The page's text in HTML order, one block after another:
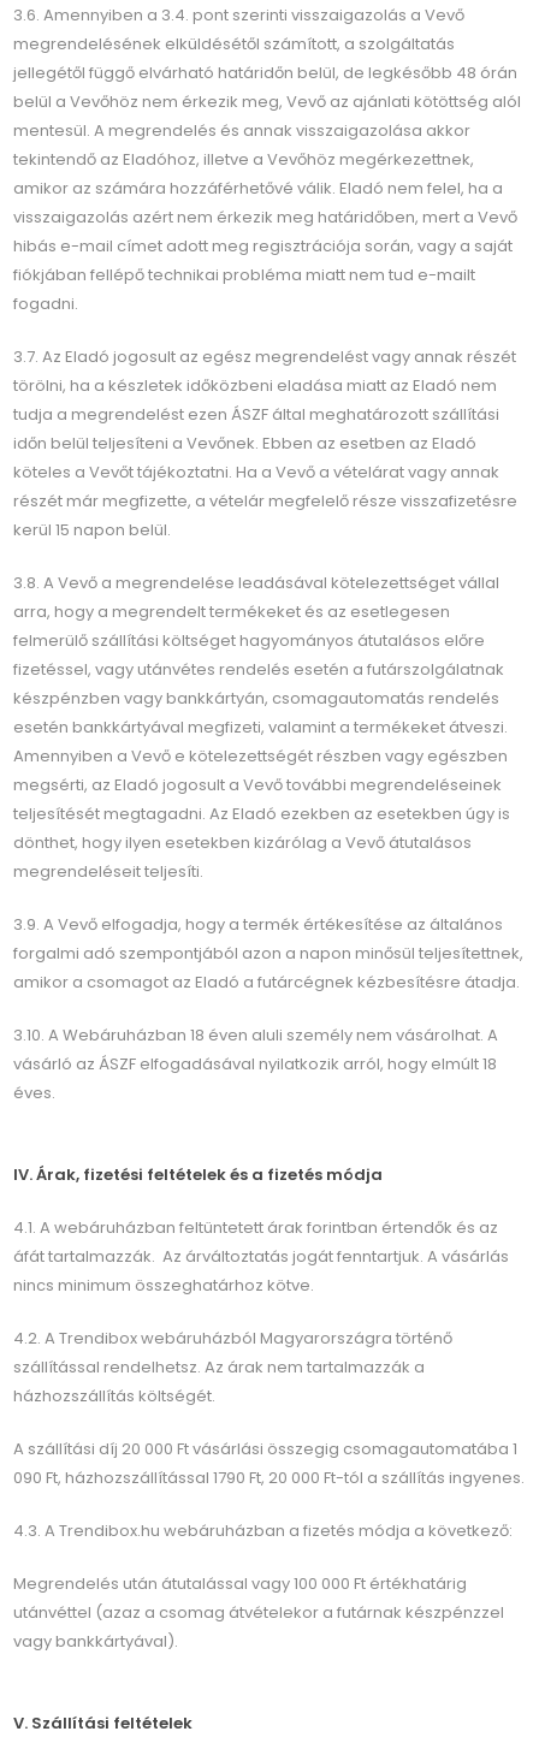
3.6. Amennyiben a 3.4. pont szerinti visszaigazolás a Vevő
megrendelésének elküldésétől számított, a szolgáltatás
jellegétől függő elvárható határidőn belül, de legkésőbb 48 órán
belül a Vevőhöz nem érkezik meg, Vevő az ajánlati kötöttség alól
mentesül. A megrendelés és annak visszaigazolása akkor
tekintendő az Eladóhoz, illetve a Vevőhöz megérkezettnek,
amikor az számára hozzáférhetővé válik. Eladó nem felel, ha a
visszaigazolás azért nem érkezik meg határidőben, mert a Vevő
hibás e-mail címet adott meg regisztrációja során, vagy a saját
fiókjában fellépő technikai probléma miatt nem tud e-mailt
fogadni.
3.7. Az Eladó jogosult az egész megrendelést vagy annak részét
törölni, ha a készletek időközbeni eladása miatt az Eladó nem
tudja a megrendelést ezen ÁSZF által meghatározott szállítási
időn belül teljesíteni a Vevőnek. Ebben az esetben az Eladó
köteles a Vevőt tájékoztatni. Ha a Vevő a vételárat vagy annak
részét már megfizette, a vételár megfelelő része visszafizetésre
kerül 15 napon belül.
3.8. A Vevő a megrendelése leadásával kötelezettséget vállal
arra, hogy a megrendelt termékeket és az esetlegesen
felmerülő szállítási költséget hagyományos átutalásos előre
fizetéssel, vagy utánvétes rendelés esetén a futárszolgálatnak
készpénzben vagy bankkártyán, csomagautomatás rendelés
esetén bankkártyával megfizeti, valamint a termékeket átveszi.
Amennyiben a Vevő e kötelezettségét részben vagy egészben
megsérti, az Eladó jogosult a Vevő további megrendeléseinek
teljesítését megtagadni. Az Eladó ezekben az esetekben úgy is
dönthet, hogy ilyen esetekben kizárólag a Vevő átutalásos
megrendeléseit teljesíti.
3.9. A Vevő elfogadja, hogy a termék értékesítése az általános
forgalmi adó szempontjából azon a napon minősül teljesítettnek,
amikor a csomagot az Eladó a futárcégnek kézbesítésre átadja.
3.10. A Webáruházban 18 éven aluli személy nem vásárolhat. A
vásárló az ÁSZF elfogadásával nyilatkozik arról, hogy elmúlt 18
éves.
IV. Árak, fizetési feltételek és a fizetés módja
4.1. A webáruházban feltüntetett árak forintban értendők és az
áfát tartalmazzák. Az árváltoztatás jogát fenntartjuk. A vásárlás
nincs minimum összeghatárhoz kötve.
4.2. A Trendibox webáruházból Magyarországra történő
szállítással rendelhetsz. Az árak nem tartalmazzák a
házhozszállítás költségét.
A szállítási díj 20 000 Ft vásárlási összegig csomagautomatába 1
090 Ft, házhozszállítással 1790 Ft, 20 000 Ft-tól a szállítás ingyenes.
4.3. A Trendibox.hu webáruházban a fizetés módja a következő:
Megrendelés után átutalással vagy 100 000 Ft értékhatárig
utánvéttel (azaz a csomag átvételekor a futárnak készpénzzel
vagy bankkártyával).
V. Szállítási feltételek